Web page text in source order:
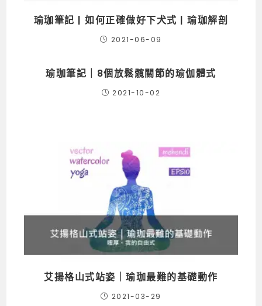
瑜珈筆記 | 如何正確做好下犬式 | 瑜珈解剖
2021-06-09
瑜珈筆記｜8個放鬆髖關節的瑜伽體式
2021-10-02
艾揚格山式站姿｜瑜珈最難的基礎動作
2021-03-29